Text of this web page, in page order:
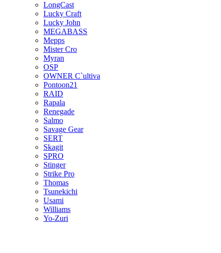
LongCast
Lucky Craft
Lucky John
MEGABASS
Mepps
Mister Cro
Myran
OSP
OWNER C`ultiva
Pontoon21
RAID
Rapala
Renegade
Salmo
Savage Gear
SERT
Skagit
SPRO
Stinger
Strike Pro
Thomas
Tsunekichi
Usami
Williams
Yo-Zuri